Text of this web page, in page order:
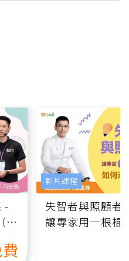
-
線
失智者與照顧者
讓專家用一根棍
影片課程